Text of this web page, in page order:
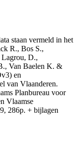
staan vermeld in het
R., Bos S.,
D.,
Van Baelen K. &
en
van Vlaanderen.
Planbureau voor
Vlaamse
286p. + bijlagen